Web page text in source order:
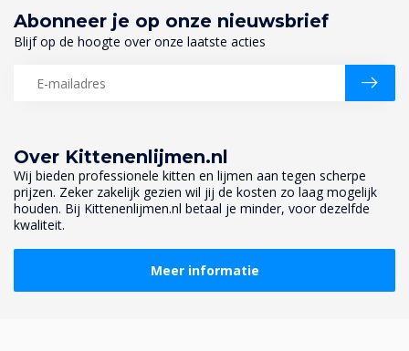
Over Kittenenlijmen.nl
Wij bieden professionele kitten en lijmen aan tegen scherpe
prijzen. Zeker zakelijk gezien wil jij de kosten zo laag mogelijk
houden. Bij Kittenenlijmen.nl betaal je minder, voor dezelfde
kwaliteit.
Meer informatie
Abonneer je op onze nieuwsbrief
Blijf op de hoogte over onze laatste acties